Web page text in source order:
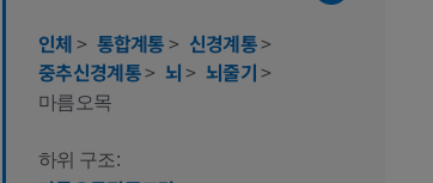
인체> 통합계통> 신경계통>
중추신경계통> 뇌> 뇌줄기>
마름오목
하위 구조: